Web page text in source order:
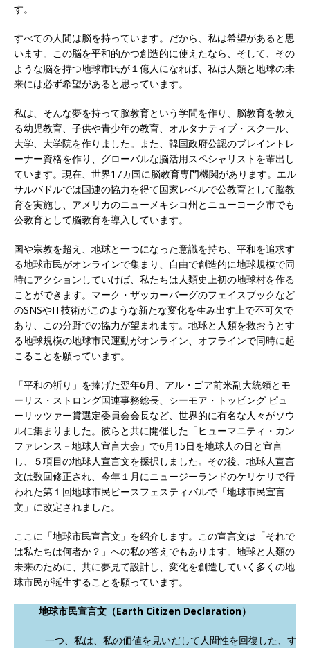
す。
すべての人間は脳を持っています。だから、私は希望があると思
います。この脳を平和的かつ創造的に使えたなら、そして、その
ような脳を持つ地球市民が１億人になれば、私は人類と地球の未
来には必ず希望があると思っています。
私は、そんな夢を持って脳教育という学問を作り、脳教育を教え
る幼児教育、子供や青少年の教育、オルタナティブ・スクール、
大学、大学院を作りました。また、韓国政府公認のブレイントレ
ーナー資格を作り、グローバルな脳活用スペシャリストを輩出し
ています。現在、世界17カ国に脳教育専門機関があります。エル
サルバドルでは国連の協力を得て国家レベルで公教育として脳教
育を実施し、アメリカのニューメキシコ州とニューヨーク市でも
公教育として脳教育を導入しています。
国や宗教を超え、地球と一つになった意識を持ち、平和を追求す
る地球市民がオンラインで集まり、自由で創造的に地球規模で同
時にアクションしていけば、私たちは人類史上初の地球村を作る
ことができます。マーク・ザッカーバーグのフェイスブックなど
のSNSやIT技術がこのような新たな変化を生み出す上で不可欠で
あり、この分野での協力が望まれます。地球と人類を救おうとす
る地球規模の地球市民運動がオンライン、オフラインで同時に起
こることを願っています。
「平和の祈り」を捧げた翌年6月、アル・ゴア前米副大統領とモ
ーリス・ストロング国連事務総長、シーモア・トッピング ピュ
ーリッツァー賞選定委員会会長など、世界的に有名な人々がソウ
ルに集まりました。彼らと共に開催した「ヒューマニティ・カン
ファレンス－地球人宣言大会」で6月15日を地球人の日と宣言
し、５項目の地球人宣言文を採択しました。その後、地球人宣言
文は数回修正され、今年１月にニュージーランドのケリケリで行
われた第１回地球市民ピースフェスティバルで「地球市民宣言
文」に改定されました。
ここに「地球市民宣言文」を紹介します。この宣言文は「それで
は私たちは何者か？」への私の答えでもあります。地球と人類の
未来のために、共に夢見て設計し、変化を創造していく多くの地
球市民が誕生することを願っています。
地球市民宣言文（Earth Citizen Declaration）
一つ、私は、私の価値を見いだして人間性を回復した、す